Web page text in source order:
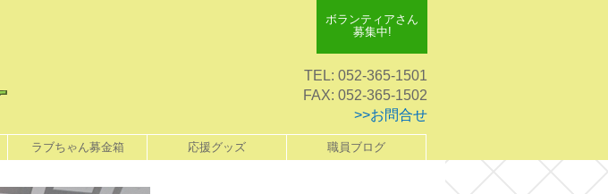
ボランティアさん
募集中!
TEL: 052-365-1501
FAX: 052-365-1502
>>お問合せ
ラブちゃん募金箱 応援グッズ 職員ブログ